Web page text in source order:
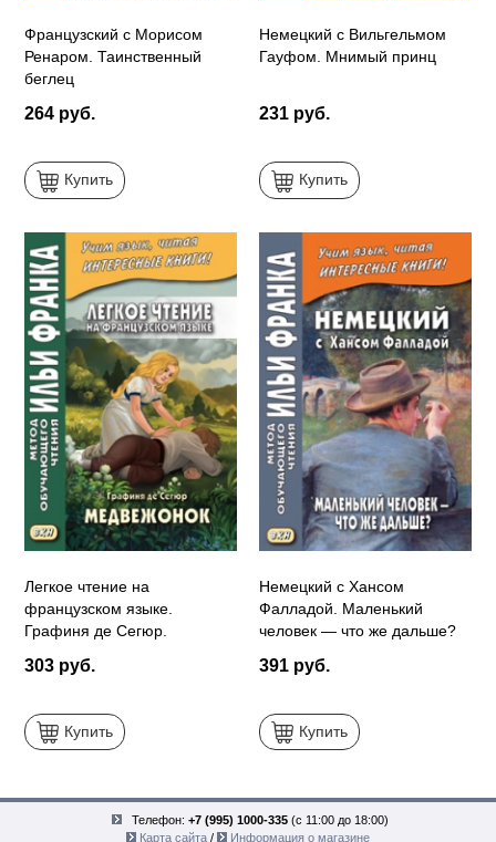
Французский с Морисом
Ренаром. Таинственный
беглец
264 руб.
Купить
Немецкий с Вильгельмом
Гауфом. Мнимый принц
231 руб.
Купить
Легкое чтение на
французском языке.
Графиня де Сегюр.
303 руб.
Купить
Немецкий с Хансом
Фалладой. Маленький
человек — что же дальше?
391 руб.
Купить
Телефон: +7 (995) 1000-335 (с 11:00 до 18:00)
Карта сайта / Информация о магазине